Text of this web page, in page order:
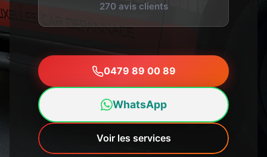
270 avis clients
0479 89 00 89
WhatsApp
Voir les services